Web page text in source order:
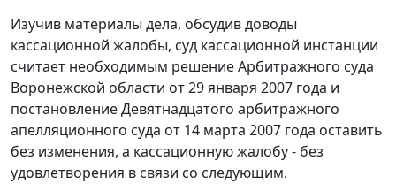
Изучив материалы дела, обсудив доводы
кассационной жалобы, суд кассационной инстанции
считает необходимым решение Арбитражного суда
Воронежской области от 29 января 2007 года и
постановление Девятнадцатого арбитражного
апелляционного суда от 14 марта 2007 года оставить
без изменения, а кассационную жалобу - без
удовлетворения в связи со следующим.